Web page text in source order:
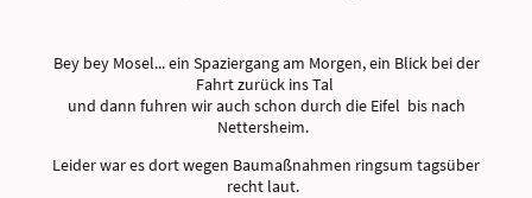
Bey bey Mosel... ein Spaziergang am Morgen, ein Blick bei der
Fahrt zurück ins Tal
und dann fuhren wir auch schon durch die Eifel bis nach
Nettersheim.
Leider war es dort wegen Baumaßnahmen ringsum tagsüber
recht laut.